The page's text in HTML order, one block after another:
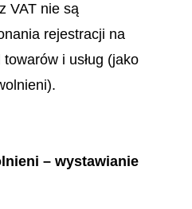
VAT nie są
rejestracji na
i usług (jako
– wystawianie